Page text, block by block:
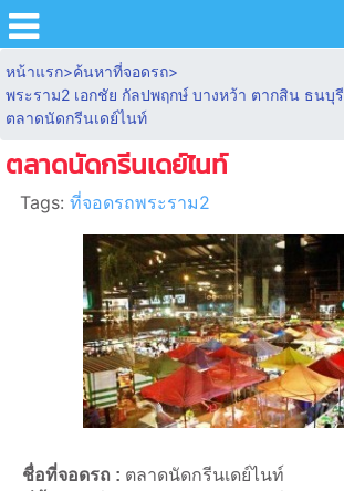
หน้าแรก>ค้นหาที่จอดรถ>
พระราม2 เอกชัย กัลปพฤกษ์ บางหว้า ตากสิน ธนบุรี
ตลาดนัดกรีนเดย์ไนท์
ตลาดนัดกรีนเดย์ไนท์
Tags:ที่จอดรถพระราม2
ชื่อที่จอดรถ : ตลาดนัดกรีนเดย์ไนท์